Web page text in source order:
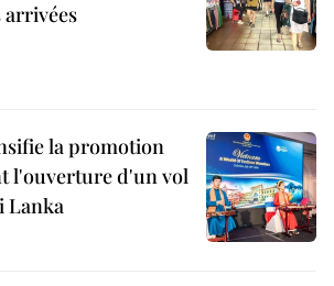
la promotion
l'ouverture d'un vol
Lanka